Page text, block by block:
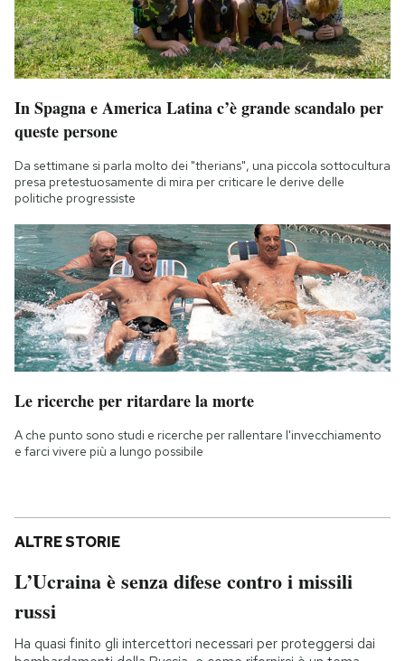
In Spagna e America Latina c’è grande scandalo per
queste persone
Da settimane si parla molto dei "therians", una piccola sottocultura
presa pretestuosamente di mira per criticare le derive delle
politiche progressiste
Le ricerche per ritardare la morte
A che punto sono studi e ricerche per rallentare l'invecchiamento
e farci vivere più a lungo possibile
ALTRE STORIE
L’Ucraina è senza difese contro i missili
russi
Ha quasi finito gli intercettori necessari per proteggersi dai